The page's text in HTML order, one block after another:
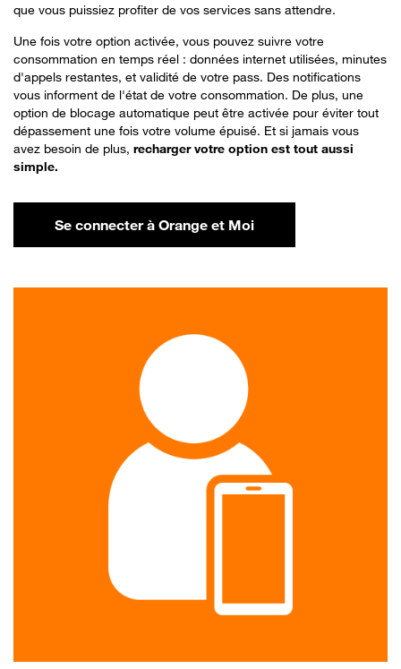
que vous puissiez profiter de vos services sans attendre.
Une fois votre option activée, vous pouvez suivre votre
consommation en temps réel : données internet utilisées, minutes
d'appels restantes, et validité de votre pass. Des notifications
vous informent de l'état de votre consommation. De plus, une
option de blocage automatique peut être activée pour éviter tout
dépassement une fois votre volume épuisé. Et si jamais vous
avez besoin de plus, recharger votre option est tout aussi
simple.
Se connecter à Orange et Moi